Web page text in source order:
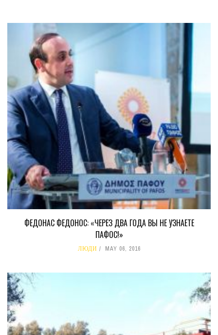
ФЕДОНАС ФЕДОНОС: «ЧЕРЕЗ ДВА ГОДА ВЫ НЕ УЗНАЕТЕ
ПАФОС!»
ЛЮДИ MAY 06, 2016